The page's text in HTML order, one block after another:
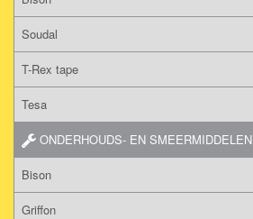
Soudal
T-Rex tape
Tesa
ONDERHOUDS- EN SMEERMIDDELEN
Bison
Griffon